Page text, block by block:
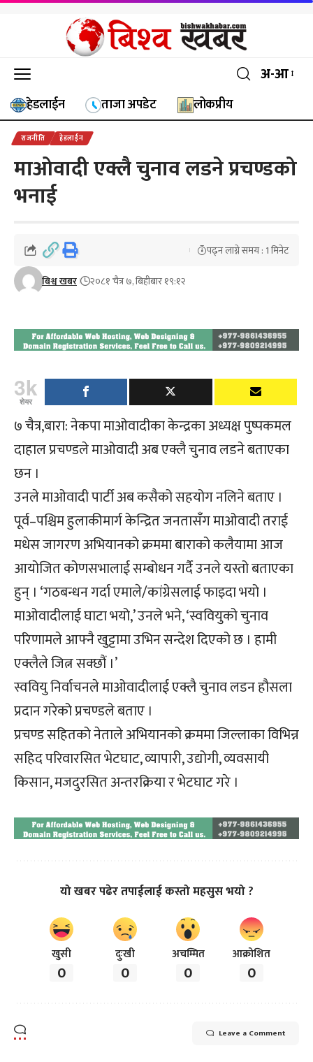
अ-आ
हेडलाईन ताजा अपडेट लोकप्रीय
राजनीति हेडलाईन
माओवादी एक्लै चुनाव लडने प्रचण्डको
भनाई
बिश्व खबर २०८१ चैत्र ७, बिहीबार १९:१२
पढ्न लाग्ने समय : 1 मिनेट
3k
शेयर
७ चैत्र,बारा: नेकपा माओवादीका केन्द्रका अध्यक्ष पुष्पकमल
दाहाल प्रचण्डले माओवादी अब एक्लै चुनाव लडने बताएका
छन ।
उनले माओवादी पार्टी अब कसैको सहयोग नलिने बताए ।
पूर्व–पश्चिम हुलाकीमार्ग केन्द्रित जनतासँग माओवादी तराई
मधेस जागरण अभियानको क्रममा बाराको कलैयामा आज
आयोजित कोणसभालाई सम्बोधन गर्दै उनले यस्तो बताएका
हुन् । ‘गठबन्धन गर्दा एमाले/कांग्रेसलाई फाइदा भयो ।
माओवादीलाई घाटा भयो,’ उनले भने, ‘स्ववियुको चुनाव
परिणामले आफ्नै खुट्टामा उभिन सन्देश दिएको छ । हामी
एक्लैले जित्न सक्छौं ।’
स्ववियु निर्वाचनले माओवादीलाई एक्लै चुनाव लडन हौसला
प्रदान गरेको प्रचण्डले बताए ।
प्रचण्ड सहितको नेताले अभियानको क्रममा जिल्लाका विभिन्न
सहिद परिवारसित भेटघाट, व्यापारी, उद्योगी, व्यवसायी
किसान, मजदुरसित अन्तरक्रिया र भेटघाट गरे ।
यो खबर पढेर तपाईलाई कस्तो महसुस भयो ?
खुसी
0
दुःखी
0
अचम्मित
0
आक्रोशित
0
Leave a Comment